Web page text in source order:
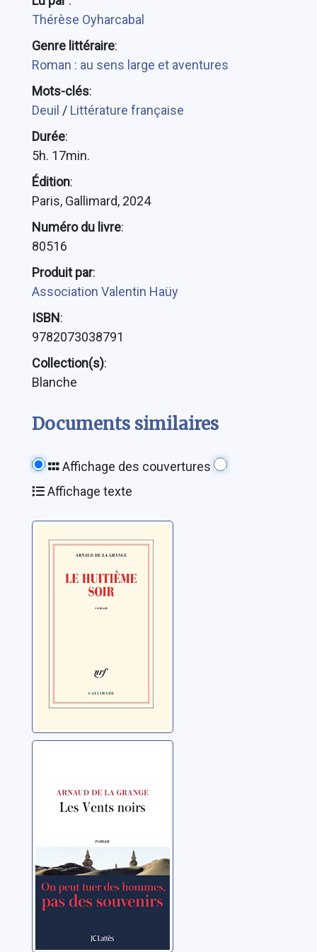
Thérèse Oyharcabal
Genre littéraire:
Roman : au sens large et aventures
Mots-clés:
Deuil / Littérature française
Durée:
5h. 17min.
Édition:
Paris, Gallimard, 2024
Numéro du livre:
80516
Produit par:
Association Valentin Haüy
ISBN:
9782073038791
Collection(s):
Blanche
Documents similaires
Affichage des couvertures
Affichage texte
Le huitième soir
La Grange, Arnaud de